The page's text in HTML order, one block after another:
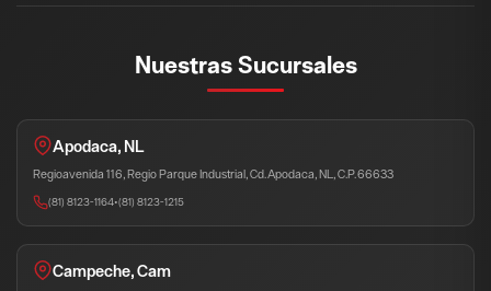
Nuestras Sucursales
Apodaca, NL
Regioavenida 116, Regio Parque Industrial, Cd. Apodaca, NL, C.P. 66633
(81) 8123-1164•(81) 8123-1215
Campeche, Cam